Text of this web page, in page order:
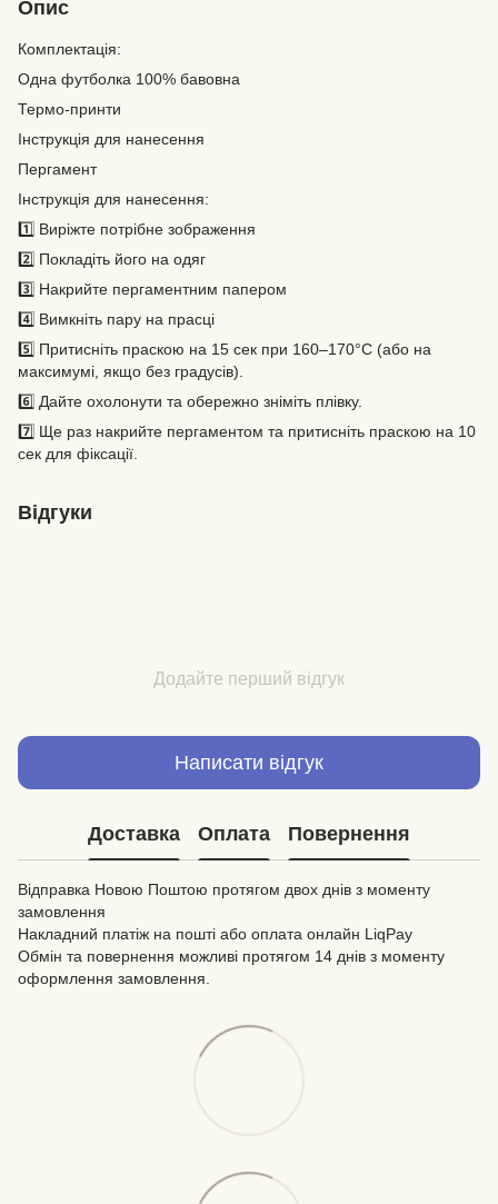
Опис
Комплектація:
Одна футболка 100% бавовна
Термо-принти
Інструкція для нанесення
Пергамент
Інструкція для нанесення:
1️⃣ Виріжте потрібне зображення
2️⃣ Покладіть його на одяг
3️⃣ Накрийте пергаментним папером
4️⃣ Вимкніть пару на прасці
5️⃣ Притисніть праскою на 15 сек при 160–170°C (або на
максимумі, якщо без градусів).
6️⃣ Дайте охолонути та обережно зніміть плівку.
7️⃣ Ще раз накрийте пергаментом та притисніть праскою на 10
сек для фіксації.
Відгуки
Додайте перший відгук
Написати відгук
Доставка Оплата Повернення
Відправка Новою Поштою протягом двох днів з моменту
замовлення
Накладний платіж на пошті або оплата онлайн LiqPay
Обмін та повернення можливі протягом 14 днів з моменту
оформлення замовлення.